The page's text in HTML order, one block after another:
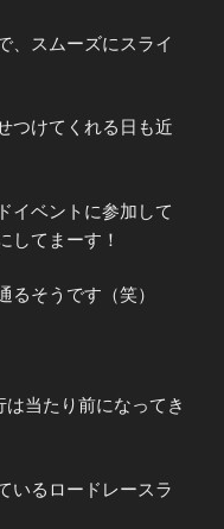
、スムーズにスライ
つけてくれる日も近
イベントに参加して
してまーす！
るそうです（笑）
当たり前になってき
いるロードレースラ